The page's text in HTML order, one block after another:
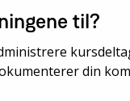
til?
din